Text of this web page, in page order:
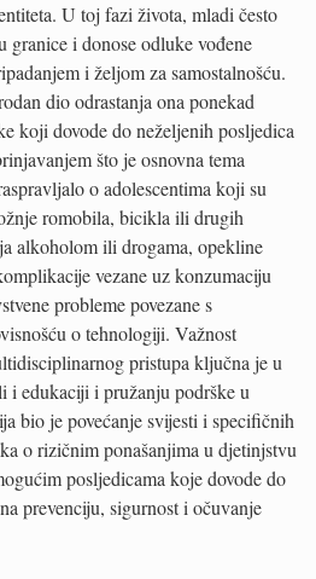
U toj fazi života, mladi često
granice i donose odluke vođene
i željom za samostalnošću.
dio odrastanja ona ponekad
koji dovode do neželjenih posljedica
što je osnovna tema
o adolescentima koji su
romobila, bicikla ili drugih
alkoholom ili drogama, opekline
vezane uz konzumaciju
probleme povezane s
o tehnologiji. Važnost
pristupa ključna je u
i edukaciji i pružanju podrške u
bio je povećanje svijesti i specifičnih
o rizičnim ponašanjima u djetinjstvu
posljedicama koje dovode do
prevenciju, sigurnost i očuvanje